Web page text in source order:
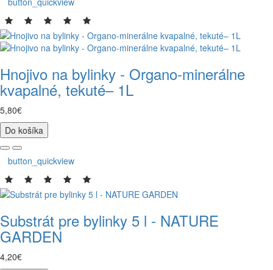
Hnojivo na bylinky - Organo-minerálne
kvapalné, tekuté– 1L
5,80€
Do košíka
button_quickview
Substrát pre bylinky 5 l - NATURE
GARDEN
4,20€